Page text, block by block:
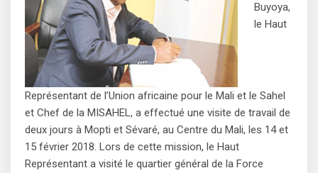
Buyoya,
le Haut
Représentant de l’Union africaine pour le Mali et le Sahel
et Chef de la MISAHEL, a effectué une visite de travail de
deux jours à Mopti et Sévaré, au Centre du Mali, les 14 et
15 février 2018. Lors de cette mission, le Haut
Représentant a visité le quartier général de la Force